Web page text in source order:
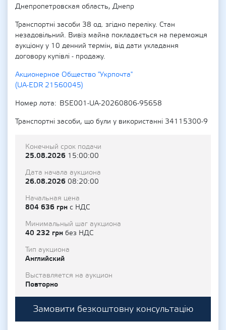
Днепропетровская область, Днепр
Транспортні засоби 38 од. згідно переліку. Стан
незадовільний. Вивіз майна покладається на переможця
аукціону у 10 денний термін, від дати укладання
договору купівлі - продажу.
Акционерное Общество "Укрпочта"
(UA-EDR 21560045)
Номер лота
BSE001-UA-20260806-95658
Транспортні засоби, що були у використанні 34115300-9
Конечный срок подачи
25.08.2026 15:00:00
Дата начала аукциона
26.08.2026 08:20:00
Начальная цена
804 636 грн с НДС
Минимальный шаг аукциона
40 232 грн без НДС
Тип аукциона
Английский
Выставляется на аукцион
Повторно
Замовити безкоштовну консультацію